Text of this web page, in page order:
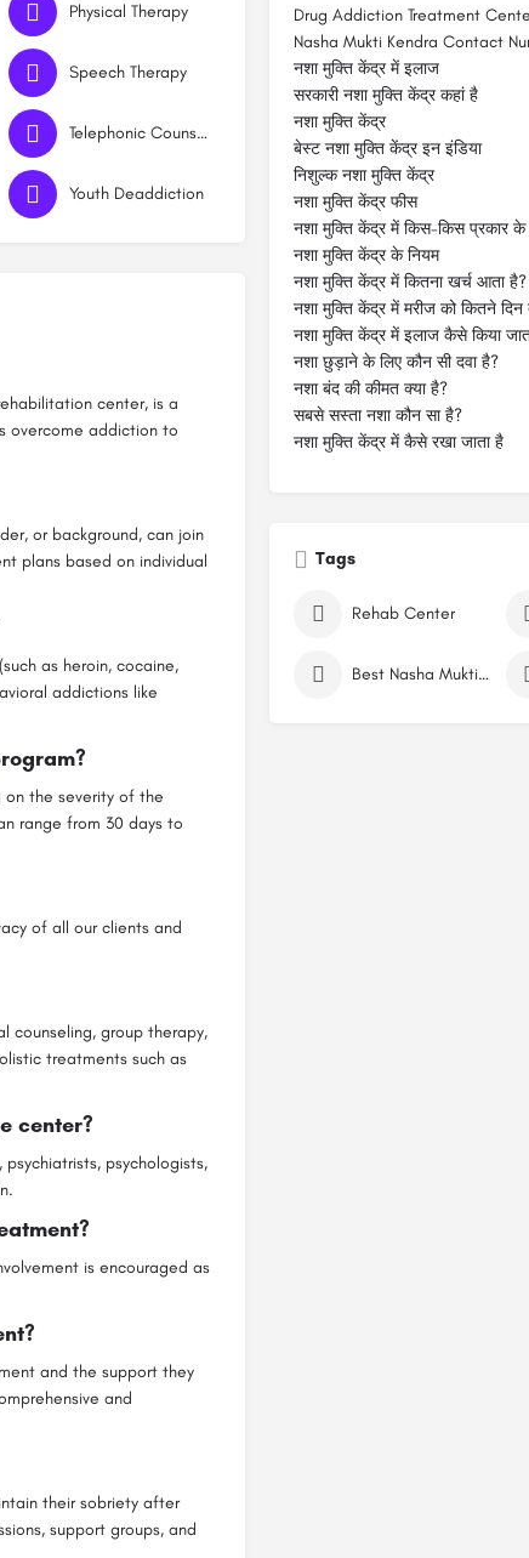
Physical Therapy
Speech Therapy
Telephonic Counselling
Youth Deaddiction
center, is a
overcome addiction to
or background, can join
plans based on individual
as heroin, cocaine,
addictions like
the severity of the
range from 30 days to
of all our clients and
counseling, group therapy,
treatments such as
center?
psychologists,
is encouraged as
and the support they
and
their sobriety after
support groups, and
Drug Addiction Treatment
Nasha Mukti Kendra Contact
नशा मुक्ति केंद्र में इलाज
सरकारी नशा मुक्ति केंद्र कहां है
नशा मुक्ति केंद्र
बेस्ट नशा मुक्ति केंद्र इन इंडिया
निशुल्क नशा मुक्ति केंद्र
नशा मुक्ति केंद्र फीस
नशा मुक्ति केंद्र में किस-किस प्रकार के
नशा मुक्ति केंद्र के नियम
नशा मुक्ति केंद्र में कितना खर्च आता है?
नशा मुक्ति केंद्र में मरीज को कितने
नशा मुक्ति केंद्र में इलाज कैसे किया
नशा छुड़ाने के लिए कौन सी दवा है?
नशा बंद की कीमत क्या है?
सबसे सस्ता नशा कौन सा है?
नशा मुक्ति केंद्र में कैसे रखा जाता है
Tags
Rehab Center
Best Nasha Mukti Kendra